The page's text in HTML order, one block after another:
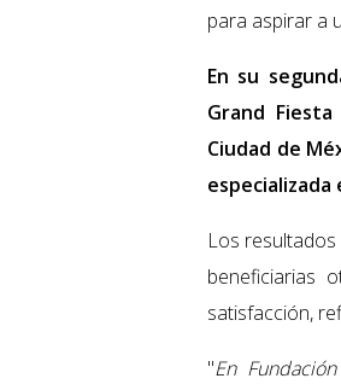
para aspirar a
En su
Grand
Ciudad de
Los
beneficiarias
satisfacción,
"En